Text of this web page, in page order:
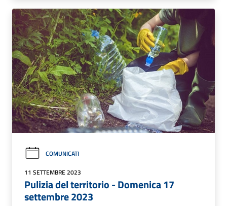
COMUNICATI
11 SETTEMBRE 2023
Pulizia del territorio - Domenica 17
settembre 2023